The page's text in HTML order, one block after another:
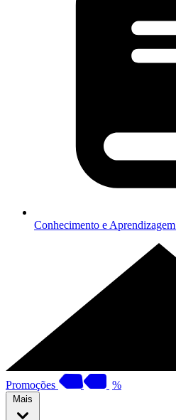
Conhecimento e Aprendizagem
Promoções %
Mais